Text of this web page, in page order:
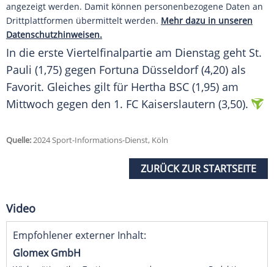
angezeigt werden. Damit können personenbezogene Daten an
Drittplattformen übermittelt werden. Mehr dazu in unseren
Datenschutzhinweisen.
In die erste Viertelfinalpartie am Dienstag geht St.
Pauli (1,75) gegen Fortuna Düsseldorf(4,20) als
Favorit. Gleiches gilt für Hertha BSC (1,95) am
Mittwoch gegen den 1. FC Kaiserslautern (3,50).
Quelle:2024 Sport-Informations-Dienst, Köln
ZURÜCK ZUR STARTSEITE
Video
Empfohlener externer Inhalt:
Glomex GmbH